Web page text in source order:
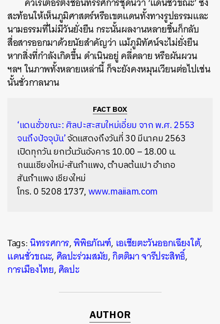
สะท้อนให้เห็นภูมิศาสตร์หรือเขตแดนทั้งทางรูปธรรมและ
นามธรรมที่ไม่มีวันยั่งยืน กระนั้นผลงานหลายชิ้นก็กลับ
สื่อสารออกมาด้วยนัยสำคัญว่า แม้ภูมิทัศน์จะไม่ยั่งยืน
หากสิ่งที่กำลังเกิดขึ้น ดำเนินอยู่ คลี่คลาย หรือผันผวน
ฯลฯ ในภาพทั้งหลายเหล่านี้ ก็จะยังคงหมุนเวียนต่อไปเช่น
นั้นชั่วกาลนาน
FACT BOX
‘แดนชั่วขณะ: ศิลปะสะสมใหม่เอี่ยม จาก พ.ศ. 2553
จนถึงปัจจุบัน’จัดแสดงถึงวันที่ 30 มีนาคม 2563
เปิดทุกวัน ยกเว้นวันอังคาร 10.00 – 18.00 น.
ถนนเชียงใหม่-สันกำแพง, ตำบลต้นเปา อำเภอ
สันกำแพง เชียงใหม่
โทร. 0 5208 1737,www.maiiam.com
Tags:นิทรรศการ,พิพิธภัณฑ์, เอเชียตะวันออกเฉียงใต้,
แดนชั่วขณะ, ศิลปะร่วมสมัย,กิตติมา จารีประสิทธิ์,
การเมืองไทย,ศิลปะ
AUTHOR